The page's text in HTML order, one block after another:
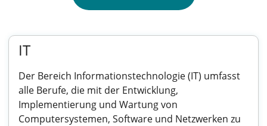
IT
Der Bereich Informationstechnologie (IT) umfasst
alle Berufe, die mit der Entwicklung,
Implementierung und Wartung von
Computersystemen, Software und Netzwerken zu